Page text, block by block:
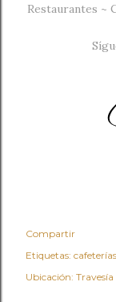
Restaurantes ~
Compartir
Etiquetas: cafeterías
Ubicación: